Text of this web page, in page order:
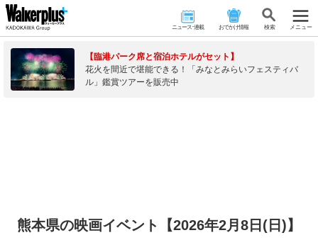
ニュース･連載 おでかけ情報 検 索 メニュー
【臨港パーク席と宿泊ホテルがセット】
花火を間近で堪能できる！「みなとみらいフェスティバ
ル」鑑賞ツアーを販売中
熊本県の映画イベント【2026年2月8日(日)】